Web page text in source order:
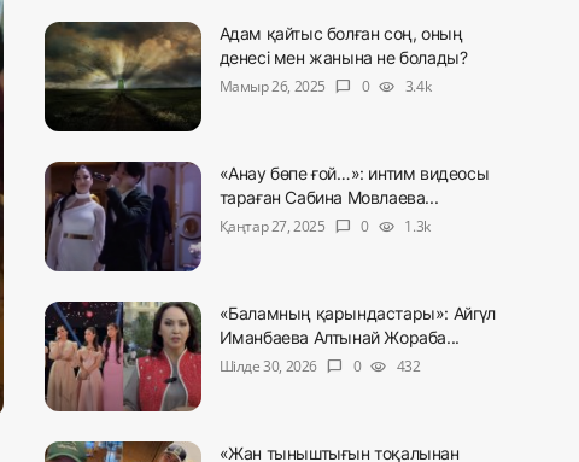
Адам қайтыс болған соң, оның
денесі мен жанына не болады?
Мамыр 26, 2025
chat_bubble 0 visibility 3.4k
«Анау бөпе ғой…»: интим видеосы
тараған Сабина Мовлаева...
Қаңтар 27, 2025
chat_bubble 0 visibility 1.3k
«Баламның қарындастары»: Айгүл
Иманбаева Алтынай Жораба...
Шілде 30, 2026
chat_bubble 0 visibility 432
«Жан тыныштығын тоқалынан